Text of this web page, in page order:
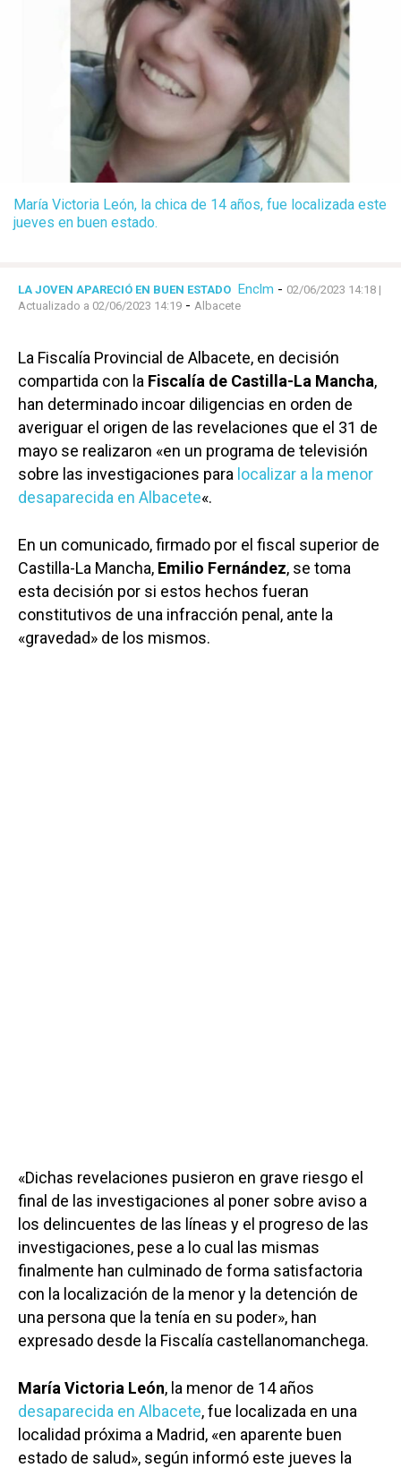
María Victoria León, la chica de 14 años, fue localizada este
jueves en buen estado.
LA JOVEN APARECIÓ EN BUEN ESTADO Enclm - 02/06/2023 14:18 |
Actualizado a 02/06/2023 14:19 - Albacete
La Fiscalía Provincial de Albacete, en decisión
compartida con la Fiscalía de Castilla-La Mancha,
han determinado incoar diligencias en orden de
averiguar el origen de las revelaciones que el 31 de
mayo se realizaron «en un programa de televisión
sobre las investigaciones para localizar a la menor
desaparecida en Albacete«.
En un comunicado, firmado por el fiscal superior de
Castilla-La Mancha, Emilio Fernández, se toma
esta decisión por si estos hechos fueran
constitutivos de una infracción penal, ante la
«gravedad» de los mismos.
«Dichas revelaciones pusieron en grave riesgo el
final de las investigaciones al poner sobre aviso a
los delincuentes de las líneas y el progreso de las
investigaciones, pese a lo cual las mismas
finalmente han culminado de forma satisfactoria
con la localización de la menor y la detención de
una persona que la tenía en su poder», han
expresado desde la Fiscalía castellanomanchega.
María Victoria León, la menor de 14 años
desaparecida en Albacete, fue localizada en una
localidad próxima a Madrid, «en aparente buen
estado de salud», según informó este jueves la